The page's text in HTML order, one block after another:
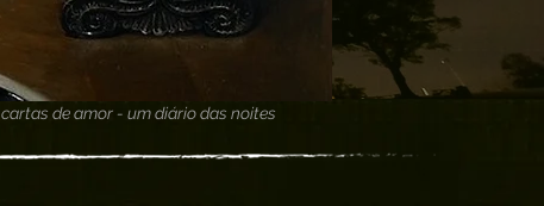
cartas de amor - um diário das noites